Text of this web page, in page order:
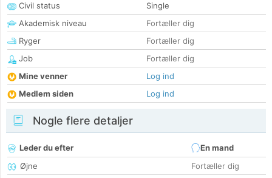
Civil status
Single
Akademisk niveau
Fortæller dig
Ryger
Fortæller dig
Job
Fortæller dig
Mine venner
Log ind
Medlem siden
Log ind
Nogle flere detaljer
Leder du efter
En mand
Øjne
Fortæller dig